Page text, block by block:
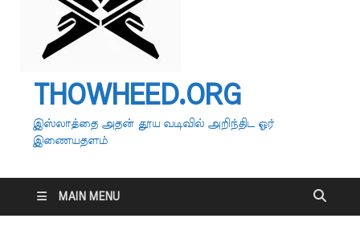
THOWHEED.ORG
இஸ்லாத்தை அதன் தூய வடிவில் அறிந்திட ஓர்
இணையதளம்
MAIN MENU